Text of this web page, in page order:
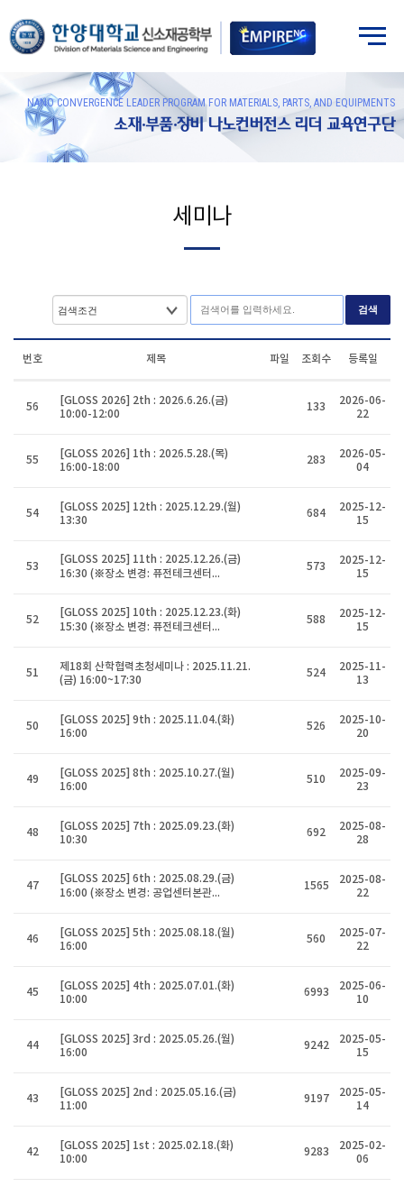
NANO CONVERGENCE LEADER PROGRAM FOR MATERIALS, PARTS, AND EQUIPMENTS
소재·부품·장비 나노컨버전스 리더 교육연구단
세미나
검색
번호 제목 파일 조회수 등록일
56
[GLOSS 2026] 2th : 2026.6.26.(금)
10:00-12:00
133
2026-06-
22
55
[GLOSS 2026] 1th : 2026.5.28.(목)
16:00-18:00
283
2026-05-
04
54
[GLOSS 2025] 12th : 2025.12.29.(월)
13:30
684
2025-12-
15
53
[GLOSS 2025] 11th : 2025.12.26.(금)
16:30 (※장소 변경: 퓨전테크센터...
573
2025-12-
15
52
[GLOSS 2025] 10th : 2025.12.23.(화)
15:30 (※장소 변경: 퓨전테크센터...
588
2025-12-
15
51
제18회 산학협력초청세미나 : 2025.11.21.
(금) 16:00~17:30
524
2025-11-
13
50
[GLOSS 2025] 9th : 2025.11.04.(화)
16:00
526
2025-10-
20
49
[GLOSS 2025] 8th : 2025.10.27.(월)
16:00
510
2025-09-
23
48
[GLOSS 2025] 7th : 2025.09.23.(화)
10:30
692
2025-08-
28
47
[GLOSS 2025] 6th : 2025.08.29.(금)
16:00 (※장소 변경: 공업센터본관...
1565
2025-08-
22
46
[GLOSS 2025] 5th : 2025.08.18.(월)
16:00
560
2025-07-
22
45
[GLOSS 2025] 4th : 2025.07.01.(화)
10:00
6993
2025-06-
10
44
[GLOSS 2025] 3rd : 2025.05.26.(월)
16:00
9242
2025-05-
15
43
[GLOSS 2025] 2nd : 2025.05.16.(금)
11:00
9197
2025-05-
14
42
[GLOSS 2025] 1st : 2025.02.18.(화)
10:00
9283
2025-02-
06